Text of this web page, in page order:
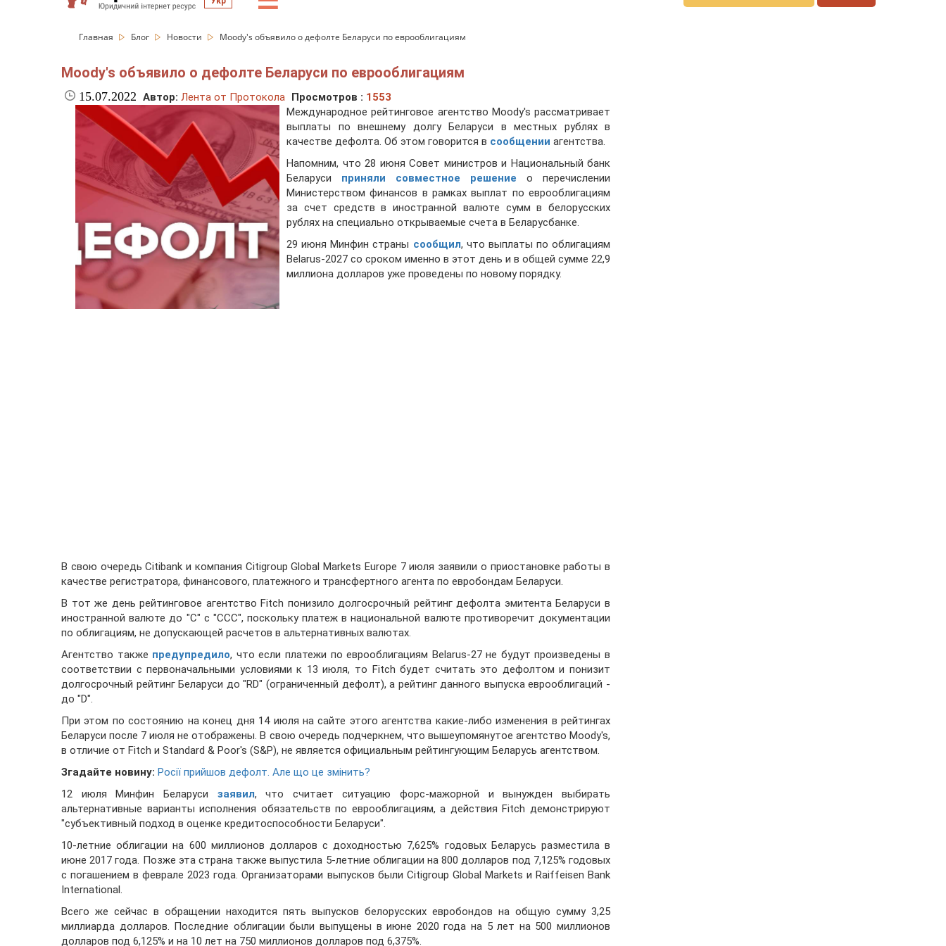
Главная Блог Новости Moody's объявило о дефолте Беларуси по еврооблигациям
Moody's объявило о дефолте Беларуси по еврооблигациям
15.07.2022 Автор: Лента от Протокола Просмотров : 1553
Международное рейтинговое агентство Moody's рассматривает
выплаты по внешнему долгу Беларуси в местных рублях в
качестве дефолта. Об этом говорится в сообщении агентства.
Напомним, что 28 июня Совет министров и Национальный банк
Беларуси приняли совместное решение о перечислении
Министерством финансов в рамках выплат по еврооблигациям
за счет средств в иностранной валюте сумм в белорусских
рублях на специально открываемые счета в Беларусбанке.
29 июня Минфин страны сообщил, что выплаты по облигациям
Belarus-2027 со сроком именно в этот день и в общей сумме 22,9
миллиона долларов уже проведены по новому порядку.
В свою очередь Citibank и компания Citigroup Global Markets Europe 7 июля заявили о приостановке работы в
качестве регистратора, финансового, платежного и трансфертного агента по евробондам Беларуси.
В тот же день рейтинговое агентство Fitch понизило долгосрочный рейтинг дефолта эмитента Беларуси в
иностранной валюте до "C" с "CCC", поскольку платеж в национальной валюте противоречит документации
по облигациям, не допускающей расчетов в альтернативных валютах.
Агентство также предупредило, что если платежи по еврооблигациям Belarus-27 не будут произведены в
соответствии с первоначальными условиями к 13 июля, то Fitch будет считать это дефолтом и понизит
долгосрочный рейтинг Беларуси до "RD" (ограниченный дефолт), а рейтинг данного выпуска еврооблигаций -
до "D".
При этом по состоянию на конец дня 14 июля на сайте этого агентства какие-либо изменения в рейтингах
Беларуси после 7 июля не отображены. В свою очередь подчеркнем, что вышеупомянутое агентство Moody's,
в отличие от Fitch и Standard & Poor's (S&P), не является официальным рейтингующим Беларусь агентством.
Згадайте новину: Росії прийшов дефолт. Але що це змінить?
12 июля Минфин Беларуси заявил, что считает ситуацию форс-мажорной и вынужден выбирать
альтернативные варианты исполнения обязательств по еврооблигациям, а действия Fitch демонстрируют
"субъективный подход в оценке кредитоспособности Беларуси".
10-летние облигации на 600 миллионов долларов с доходностью 7,625% годовых Беларусь разместила в
июне 2017 года. Позже эта страна также выпустила 5-летние облигации на 800 долларов под 7,125% годовых
с погашением в феврале 2023 года. Организаторами выпусков были Citigroup Global Markets и Raiffeisen Bank
International.
Всего же сейчас в обращении находится пять выпусков белорусских евробондов на общую сумму 3,25
миллиарда долларов. Последние облигации были выпущены в июне 2020 года на 5 лет на 500 миллионов
долларов под 6,125% и на 10 лет на 750 миллионов долларов под 6,375%.